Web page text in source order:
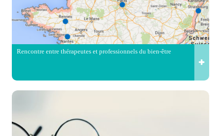
Rencontre entre thérapeutes et professionnels du bien-être